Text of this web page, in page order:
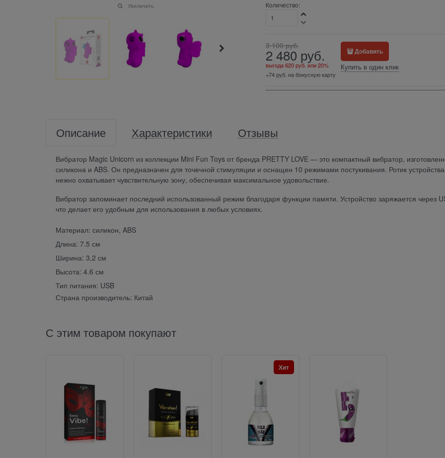
Увеличить Количество:
3 100 руб.
2 480 руб.
выгода620 руб. или20%
+74 руб. на бонусную карту
Добавить
Купить в один клик
Описание Характеристики Отзывы
Вибратор Magic Unicorn из коллекции Mini Fun Toys от бренда PRETTY LOVE — это компактный вибратор,
силикона и ABS. Он предназначен для точечной стимуляции и оснащен 10 режимами постукивания. Ротик устройства
нежно охватывает чувствительную зону, обеспечивая максимальное удовольствие.
Вибратор запоминает последний использованный режим благодаря функции памяти. Устройство заряжается через
что делает его удобным для использования в любых условиях.
Материал: силикон, ABS
Длина: 7.5 см
Ширина: 3,2 см
Высота: 4.6 см
Тип питания: USB
Страна производитель: Китай
С этим товаром покупают
Хит